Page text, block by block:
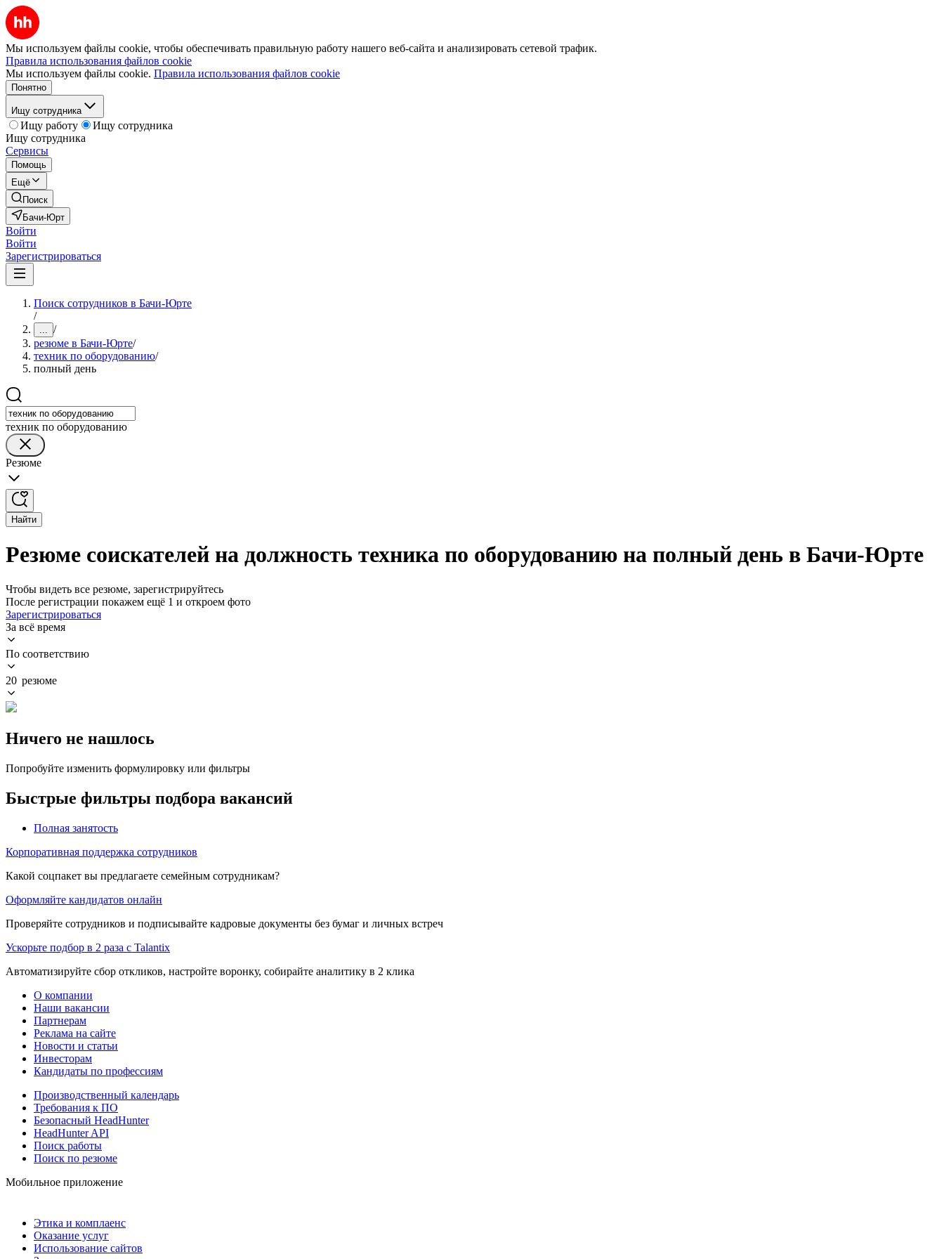
Мы используем файлы cookie, чтобы обеспечивать правильную работу нашего веб-сайта и анализировать сетевой трафик.
Правила использования файлов cookie
Мы используем файлы cookie. Правила использования файлов cookie
Понятно
Ищу сотрудника
Ищу работу
Ищу сотрудника
Ищу сотрудника
Сервисы
Помощь
Ещё
Поиск
Бачи-Юрт
Войти
Войти
Зарегистрироваться
Поиск сотрудников в Бачи-Юрте
/
... /
резюме в Бачи-Юрте/
техник по оборудованию/
полный день
техник по оборудованию
Резюме
Найти
Резюме соискателей на должность техника по оборудованию на полный день в Бачи-Юрте
Чтобы видеть все резюме, зарегистрируйтесь
После регистрации покажем ещё 1 и откроем фото
Зарегистрироваться
За всё время
По соответствию
20 резюме
Ничего не нашлось
Попробуйте изменить формулировку или фильтры
Быстрые фильтры подбора вакансий
Полная занятость
Корпоративная поддержка сотрудников
Какой соцпакет вы предлагаете семейным сотрудникам?
Оформляйте кандидатов онлайн
Проверяйте сотрудников и подписывайте кадровые документы без бумаг и личных встреч
Ускорьте подбор в 2 раза с Talantix
Автоматизируйте сбор откликов, настройте воронку, собирайте аналитику в 2 клика
О компании
Наши вакансии
Партнерам
Реклама на сайте
Новости и статьи
Инвесторам
Кандидаты по профессиям
Производственный календарь
Требования к ПО
Безопасный HeadHunter
HeadHunter API
Поиск работы
Поиск по резюме
Мобильное приложение
Этика и комплаенс
Оказание услуг
Использование сайтов